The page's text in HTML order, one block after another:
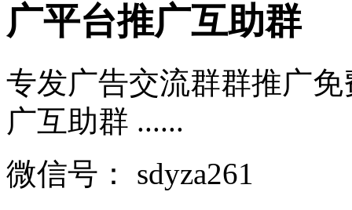
广平台推广互助群
专发广告交流群群推广
广互助群 ......
微信号： sdyza261